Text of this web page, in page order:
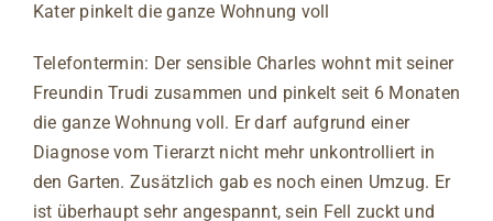
Kater pinkelt die ganze Wohnung voll
Telefontermin: Der sensible Charles wohnt mit seiner
Freundin Trudi zusammen und pinkelt seit 6 Monaten
die ganze Wohnung voll. Er darf aufgrund einer
Diagnose vom Tierarzt nicht mehr unkontrolliert in
den Garten. Zusätzlich gab es noch einen Umzug. Er
ist überhaupt sehr angespannt, sein Fell zuckt und